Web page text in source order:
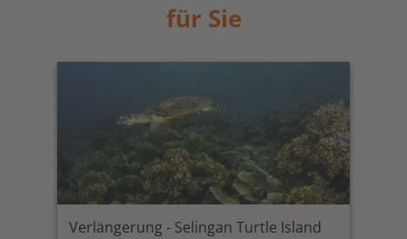
für Sie
Verlängerung - Selingan Turtle Island